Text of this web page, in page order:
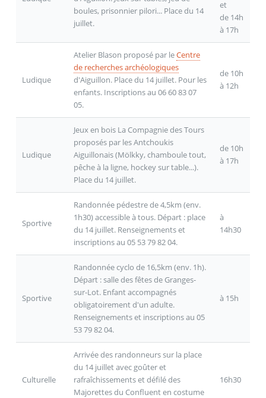
boules, prisonnier pilori... Place du 14
juillet.
et
de 14h
à 17h
Ludique
Atelier Blason proposé par leCentre
de recherches archéologiques
d'Aiguillon. Place du 14 juillet. Pour les
enfants. Inscriptions au 06 60 83 07
05.
de 10h
à 12h
Ludique
Jeux en bois La Compagnie des Tours
proposés par les Antchoukis
Aiguillonais (Mölkky, chamboule tout,
pêche à la ligne, hockey sur table...).
Place du 14 juillet.
de 10h
à 17h
Sportive
Randonnée pédestre de 4,5km (env.
1h30) accessible à tous. Départ : place
du 14 juillet. Renseignements et
inscriptions au 05 53 79 82 04.
à
14h30
Sportive
Randonnée cyclo de 16,5km (env. 1h).
Départ : salle des fêtes de Granges-
sur-Lot. Enfant accompagnés
obligatoirement d'un adulte.
Renseignements et inscriptions au 05
53 79 82 04.
à 15h
Culturelle
Arrivée des randonneurs sur la place
du 14 juillet avec goûter et
rafraîchissements et défilé des
Majorettes du Confluent en costume
16h30